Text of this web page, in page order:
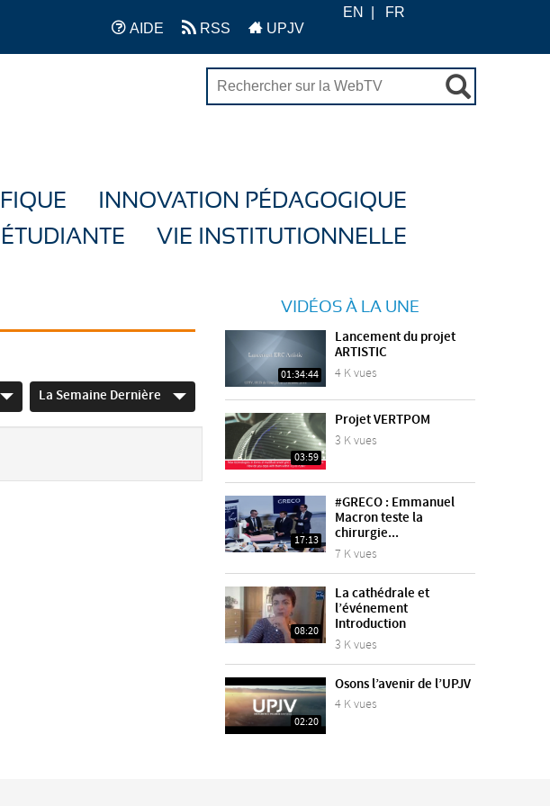
AIDE RSS UPJV
EN FR
INNOVATION PÉDAGOGIQUE
VIE INSTITUTIONNELLE
La Semaine Dernière
VIDÉOS À LA UNE
01:34:44
Lancement du projet
ARTISTIC
4 K vues
03:59
Projet VERTPOM
3 K vues
17:13
#GRECO : Emmanuel
Macron teste la
chirurgie...
7 K vues
08:20
La cathédrale et
l’événement
Introduction
3 K vues
02:20
Osons l’avenir de l’UPJV
4 K vues